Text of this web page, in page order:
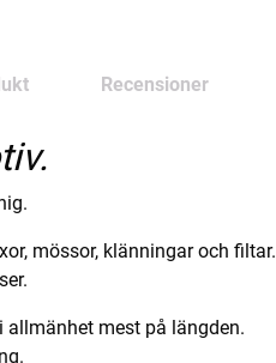
Recensioner
mössor, klänningar och filtar.
mest på längden.